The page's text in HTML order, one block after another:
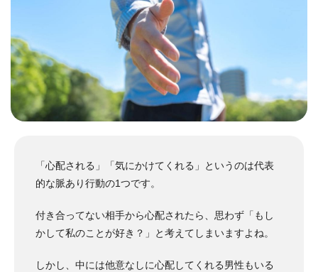
「心配される」「気にかけてくれる」というのは代表
的な脈あり行動の1つです。
付き合ってない相手から心配されたら、思わず「もし
かして私のことが好き？」と考えてしまいますよね。
しかし、中には他意なしに心配してくれる男性もいる